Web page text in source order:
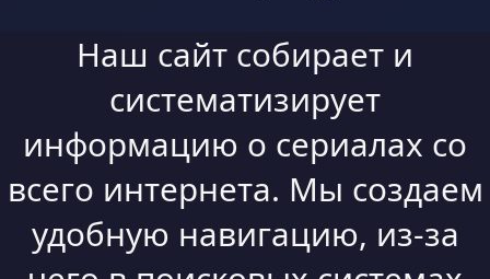
Наш сайт собирает и
систематизирует
информацию о сериалах со
всего интернета. Мы создаем
удобную навигацию, из-за